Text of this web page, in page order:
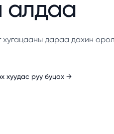
алдаа
хугацааны дараа дахин
хуудас руу буцах →